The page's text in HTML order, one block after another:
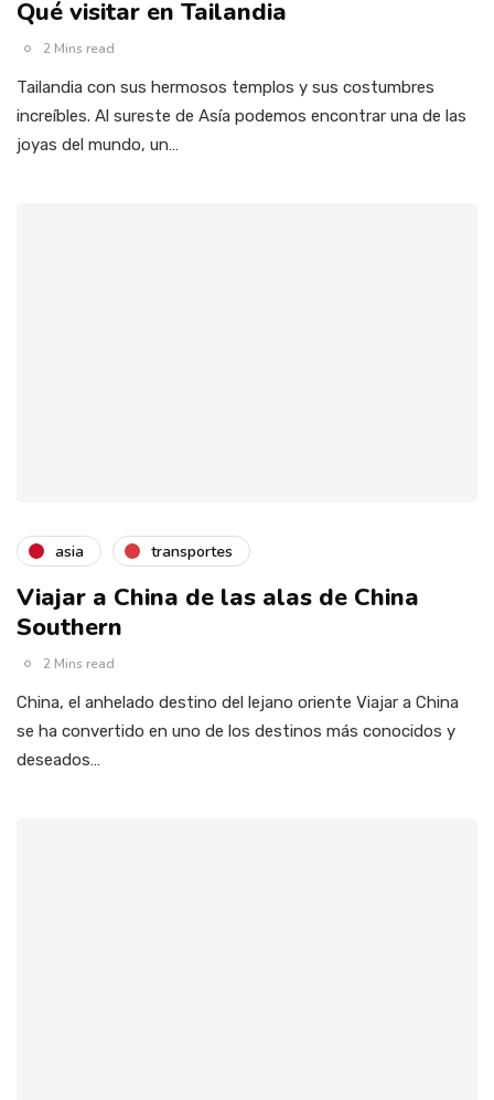
Qué visitar en Tailandia
2 Mins read
Tailandia con sus hermosos templos y sus costumbres
increíbles. Al sureste de Asía podemos encontrar una de las
joyas del mundo, un…
asia transportes
Viajar a China de las alas de China
Southern
2 Mins read
China, el anhelado destino del lejano oriente Viajar a China
se ha convertido en uno de los destinos más conocidos y
deseados…